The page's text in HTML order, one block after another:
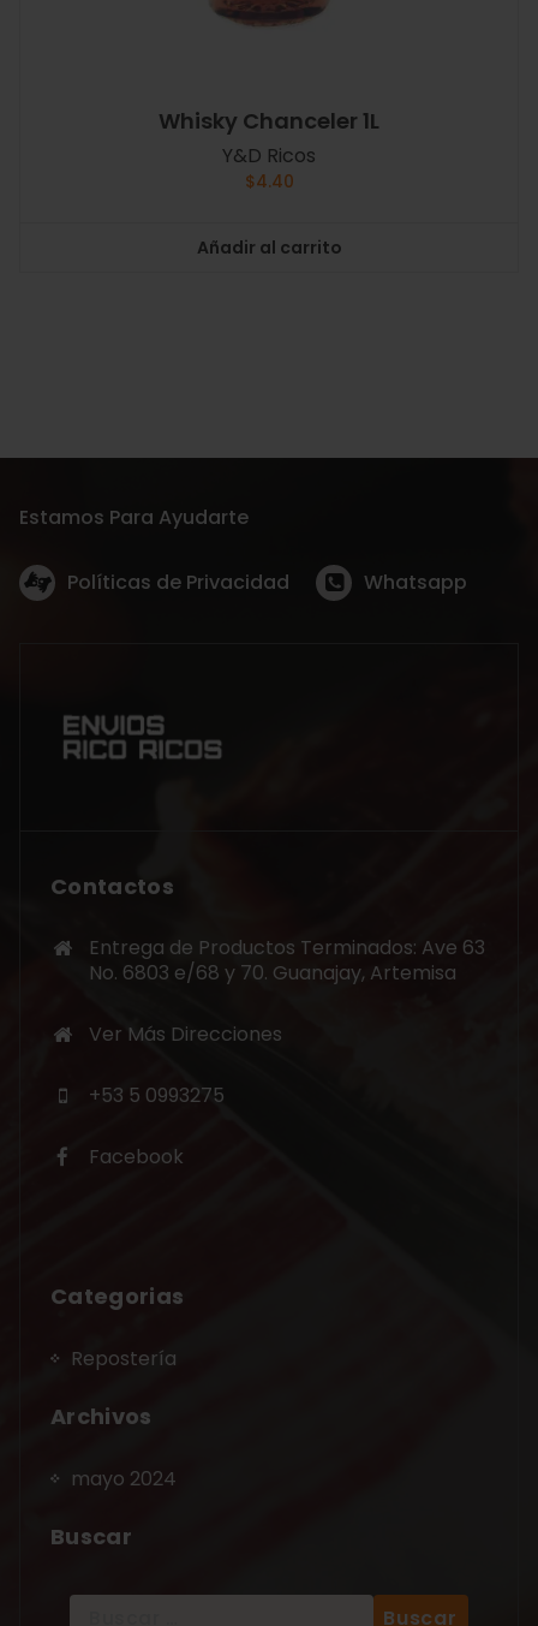
Whisky Chanceler 1L
Y&D Ricos
$4.40
Añadir al carrito
Estamos Para Ayudarte
Políticas de Privacidad Whatsapp
Contactos
Entrega de Productos Terminados: Ave 63
No. 6803 e/68 y 70. Guanajay, Artemisa
Ver Más Direcciones
+53 5 0993275
Facebook
Categorias
Repostería
Archivos
mayo 2024
Buscar